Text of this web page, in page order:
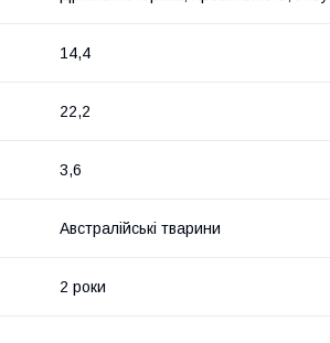
14,4
22,2
3,6
Австралійські тварини
2 роки